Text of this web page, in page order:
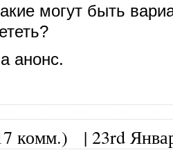
могут быть
анонс.
комм.) | 23rd